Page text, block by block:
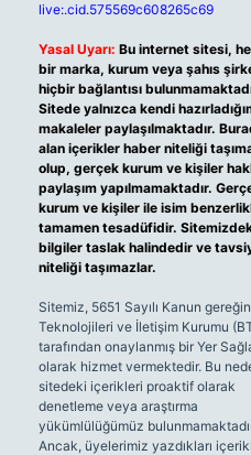
live:.cid.575569c608265c69
Yasal Uyarı: Bu internet sitesi,
bir marka, kurum veya şahıs
hiçbir bağlantısı
Sitede yalnızca kendi
makaleler paylaşılmaktadır.
alan içerikler haber niteliği
olup, gerçek kurum ve kişiler
paylaşım yapılmamaktadır.
kurum ve kişiler ile isim
tamamen tesadüfidir.
bilgiler taslak halindedir ve
niteliği taşımazlar.
Sitemiz, 5651 Sayılı Kanun
Teknolojileri ve İletişim Kurumu
tarafından onaylanmış bir Yer
olarak hizmet vermektedir. Bu
sitedeki içerikleri proaktif olarak
denetleme veya araştırma
yükümlülüğümüz
Ancak, üyelerimiz yazdıkları